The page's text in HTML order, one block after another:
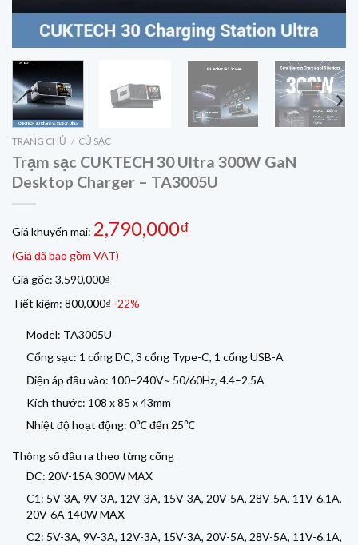
TRANG CHỦ / CỦ SẠC
Trạm sạc CUKTECH 30 Ultra 300W GaN
Desktop Charger – TA3005U
Giá khuyến mại: 2,790,000₫
(Giá đã bao gồm VAT)
Giá gốc: 3,590,000₫
Tiết kiệm: 800,000₫ -22%
Model: TA3005U
Cổng sạc: 1 cổng DC, 3 cổng Type-C, 1 cổng USB-A
Điện áp đầu vào: 100–240V~ 50/60Hz, 4.4–2.5A
Kích thước: 108 x 85 x 43mm
Nhiệt độ hoạt động: 0℃ đến 25℃
Thông số đầu ra theo từng cổng
DC: 20V-15A 300W MAX
C1: 5V-3A, 9V-3A, 12V-3A, 15V-3A, 20V-5A, 28V-5A, 11V-6.1A,
20V-6A 140W MAX
C2: 5V-3A, 9V-3A, 12V-3A, 15V-3A, 20V-5A, 28V-5A, 11V-6.1A,